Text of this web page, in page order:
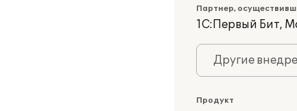
Партнер,
1С:Первый Бит,
Другие
Продукт